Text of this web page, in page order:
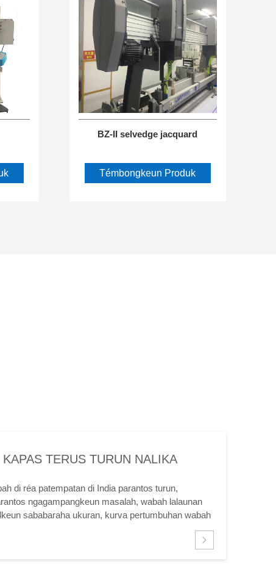
BZ-II selvedge jacquard
Témbongkeun Produk
TERUS TURUN NALIKA
di réa patempatan di India parantos turun,
ngagampangkeun masalah, wabah lalaunan
sababaraha ukuran, kurva pertumbuhan wabah